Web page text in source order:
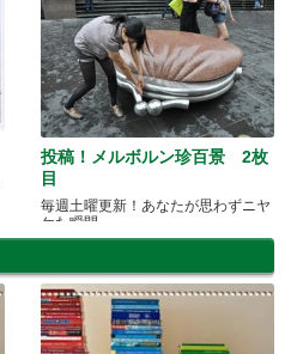
投稿！メルボルン珍百景 2枚
目
毎週土曜更新！あなたが思わずニヤ
ケた瞬間